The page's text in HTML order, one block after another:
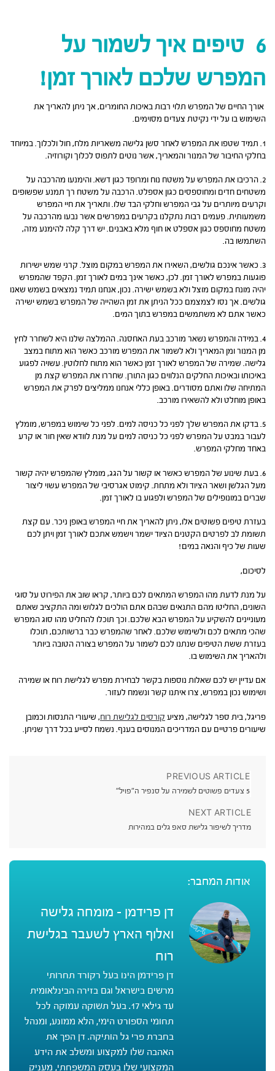
6 טיפים איך לשמור על
המפרש שלכם לאורך זמן!
אורך החיים של המפרש תלוי רבות באיכות החומרים, אך ניתן להאריך את
השימוש בו על ידי נקיטת צעדים מסוימים.
1. תמיד שטפו את המפרש לאחר סשן גלישה משאריות מלח, חול ולכלוך. במיוחד
בחלקי החיבור של המנור והמאריך, אשר נוטים לתפוס לכלוך וקורוזיה.
2. הרכיבו את המפרש על משטח נוח ומרופד כגון דשא. והימנעו מהרכבה על
משטחים חדים ומחוספסים כגון אספלט. הרכבה על משטח רך תמנע שפשופים
וקרעים מיותרים על גבי המפרש וחלקי הבד שלו. ותאריך את חיי המפרש
משמעותית. פעמים רבות נתקלנו בקרעים במפרשים אשר נבעו מהרכבה על
משטח מחוספס כגון אספלט או חוף מלא באבנים. יש דרך קלה להימנע מזה,
השתמשו בה.
3. כאשר אינכם גולשים, השאירו את המפרש במקום מוצל. קרני שמש ישירות
פוגעות במפרש לאורך זמן. לכן, כאשר אינך במים לאורך זמן. הקפד שהמפרש
יהיה מונח במקום מוצל ולא בשמש ישירה. נכון, אנחנו תמיד נמצאים בשמש שאנו
גולשים. אך נסו לצמצמם ככל הניתן את זמן השהייה של המפרש בשמש ישירה
כאשר אתם לא משתמשים במפרש בתוך המים.
4. במידה והמפרש נשאר מורכב בעת האחסנה. ההמלצה שלנו היא לשחרר לחץ
מן המנור ומן המאריך ולא לשמור את המפרש מורכב כאשר הוא מתוח במצב
גלישה. שמירה של המפרש לאורך זמן כאשר הוא מתוח לחלוטין. עשויה לפגוע
באיכותו ובאיכות החלקים הנלווים כגון התורן. שחררו את המפרש קצת מן
המתיחה שלו ואתם מסודרים. באופן כללי אנחנו ממליצים לפרק את המפרש
באופן מוחלט ולא להשאירו מורכב.
5. בדקו את המפרש שלך לפני כל כניסה למים. לפני כל שימוש במפרש, מומלץ
לעבור במבט על המפרש לפני כל כניסה למים על מנת לוודא שאין חור או קרע
באחד מחלקי המפרש.
6. בעת שינוע של המפרש כאשר או קשור על הגג, מומלץ שהמפרש יהיה קשור
מעל הגלשן ושאר הציוד ולא מתחת. קימוט אגרסיבי של המפרש עשוי ליצור
שברים במונופילים של המפרש ולפגוע בו לאורך זמן.
בעזרת טיפים פשוטים אלו, ניתן להאריך את חיי המפרש באופן ניכר. עם קצת
תשומת לב לפרטים הקטנים הציוד ישמר וישמש אתכם לאורך זמן ויתן לכם
שעות של כיף והנאה במים!
לסיכום,
על מנת לדעת מהו המפרש המתאים לכם ביותר, קראו שוב את הפירוט על סוגי
השונים, החליטו מהם התנאים שבהם אתם הולכים לגלוש ומה התקציב שאתם
מעוניינים להשקיע על המפרש הבא שלכם. וכך תוכלו להחליט מהו סוג המפרש
שהכי מתאים לכם ולשימוש שלכם. לאחר שהמפרש כבר ברשותכם, תוכלו
בעזרת ששת הטיפים שנתנו לכם לשמור על המפרש בצורה הטובה ביותר
ולהאריך את השימוש בו.
אם עדיין יש לכם שאלות נוספות בקשר לבחירת מפרש לגלישת רוח או שמירה
ושימוש נכון במפרש, צרו איתנו קשר ונשמח לעזור.
פריגל, בית ספר לגלישה, מציע קורסים לגלישת רוח, שיעורי התנסות וכמובן
שיעורים פרטיים עם המדריכים המנוסים בענף. נשמח לסייע בכל דרך שניתן.
PREVIOUS ARTICLE
5 צעדים פשוטים לשמירה על סנפיר ה”פויל”
NEXT ARTICLE
מדריך לשיפור גלישת סאפ גלים במהירות
אודות המחבר:
דן פרידמן - מומחה גלישה
ואלוף הארץ לשעבר בגלישת
רוח
דן פרידמן הינו בעל רקורד תחרותי
מרשים בישראל וגם בזירה הבינלאומית
עד גילאי 17. בעל תשוקה עמוקה לכל
תחומי הספורט הימי, הלא ממונע, ומנהל
בחברת פרי גל הותיקה. דן הפך את
האהבה שלו למקצוע ומשלב את הידע
המקצועי שלו בעסק המשפחתי, מעניק